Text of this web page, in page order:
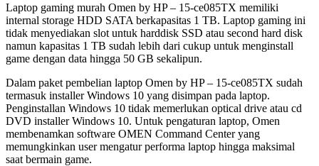
Laptop gaming murah Omen by HP – 15-ce085TX memiliki
internal storage HDD SATA berkapasitas 1 TB. Laptop gaming ini
tidak menyediakan slot untuk harddisk SSD atau second hard disk
namun kapasitas 1 TB sudah lebih dari cukup untuk menginstall
game dengan data hingga 50 GB sekalipun.
Dalam paket pembelian laptop Omen by HP – 15-ce085TX sudah
termasuk installer Windows 10 yang disimpan pada laptop.
Penginstallan Windows 10 tidak memerlukan optical drive atau cd
DVD installer Windows 10. Untuk pengaturan laptop, Omen
membenamkan software OMEN Command Center yang
memungkinkan user mengatur performa laptop hingga maksimal
saat bermain game.